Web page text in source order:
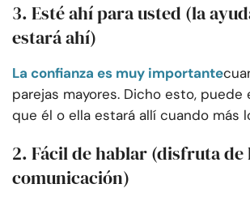
3. Esté ahí para usted (la
estará ahí)
La confianza es muy importante
parejas mayores. Dicho esto, puede
que él o ella estará allí cuando más
2. Fácil de hablar (disfruta de
comunicación)